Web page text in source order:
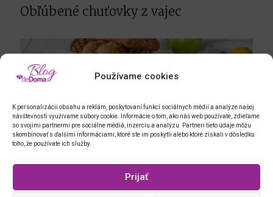
Používame cookies
K personalizácii obsahu a reklám, poskytovaní funkcí sociálnych médií a analýze našej
návštevnosti využívame súbory cookie. Informácie o tom, ako náš web používate, zdieľame
so svojimi partnermi pre sociálne médiá, inzerciu a analýzu. Partneri tieto údaje môžu
skombinovať s ďalšími informáciami, ktoré ste im poskytli alebo ktoré získali v dôsledku
toho, že používate ich služby.
Prijať
Obľúbené chuťovky z vajec